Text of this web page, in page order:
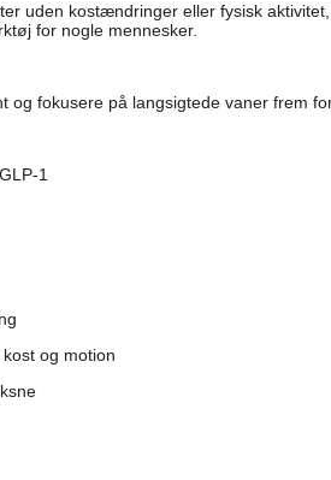
uden kostændringer eller fysisk
for nogle mennesker.
og fokusere på langsigtede vaner frem
1
og motion